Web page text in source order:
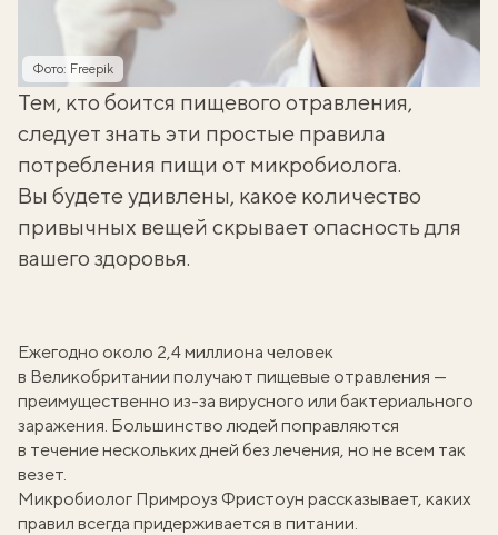
Фото: Freepik
Тем, кто боится пищевого отравления,
следует знать эти простые правила
потребления пищи от микробиолога.
Вы будете удивлены, какое количество
привычных вещей скрывает опасность для
вашего здоровья.
Ежегодно около 2,4 миллиона человек
в Великобритании получают пищевые отравления —
преимущественно из-за вирусного или бактериального
заражения. Большинство людей поправляются
в течение нескольких дней без лечения, но не всем так
везет.
Микробиолог Примроуз Фристоун рассказывает, каких
правил всегда придерживается в питании.